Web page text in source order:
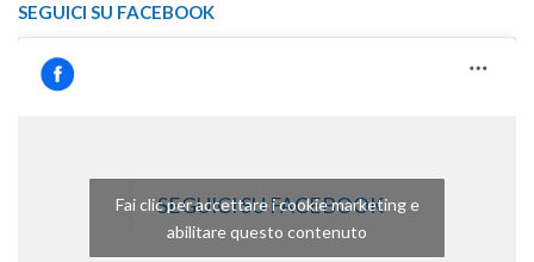
SEGUICI SU FACEBOOK
SEGUICI SU FACEBOOK
Fai clic per accettare i cookie marketing e
abilitare questo contenuto